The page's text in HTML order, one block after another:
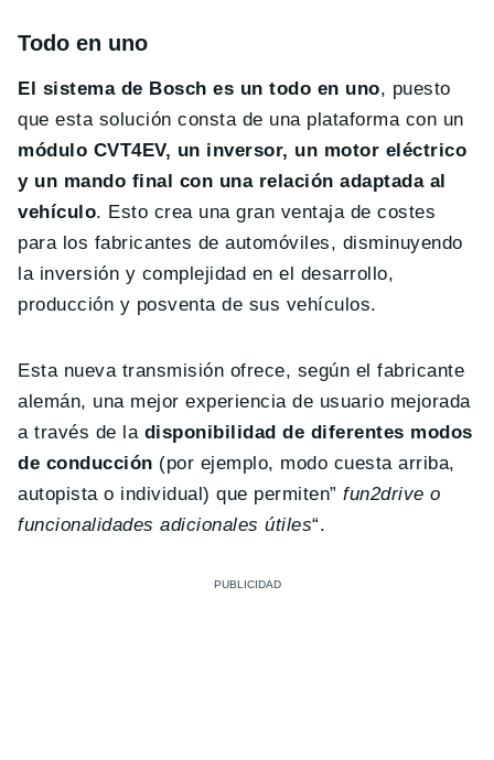
Todo en uno
El sistema de Bosch es un todo en uno, puesto
que esta solución consta de una plataforma con un
módulo CVT4EV, un inversor, un motor eléctrico
y un mando final con una relación adaptada al
vehículo. Esto crea una gran ventaja de costes
para los fabricantes de automóviles, disminuyendo
la inversión y complejidad en el desarrollo,
producción y posventa de sus vehículos.
Esta nueva transmisión ofrece, según el fabricante
alemán, una mejor experiencia de usuario mejorada
a través de ladisponibilidad de diferentes modos
de conducción (por ejemplo, modo cuesta arriba,
autopista o individual) que permiten”fun2drive o
funcionalidades adicionales útiles“.